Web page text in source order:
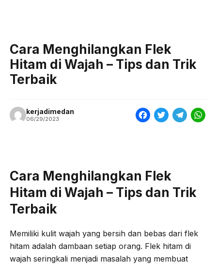
Cara Menghilangkan Flek
Hitam di Wajah – Tips dan Trik
Terbaik
kerjadimedan
06/29/2023
F
b
o
T
t
e
T
r
W
A
Cara Menghilangkan Flek
Hitam di Wajah – Tips dan Trik
Terbaik
Memiliki kulit wajah yang bersih dan bebas dari flek
hitam adalah dambaan setiap orang. Flek hitam di
wajah seringkali menjadi masalah yang membuat